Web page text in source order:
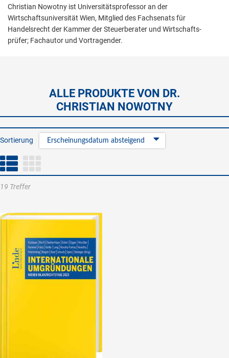
Christian Nowotny ist Universitätsprofessor an der
Wirtschaftsuniversität Wien, Mitglied des Fachsenats für
Handelsrecht der Kammer der Steuerberater und Wirtschafts-
prüfer; Fachautor und Vortragender.
ALLE PRODUKTE VON DR.
CHRISTIAN NOWOTNY
Sortierung Erscheinungsdatum absteigend
19 Treffer